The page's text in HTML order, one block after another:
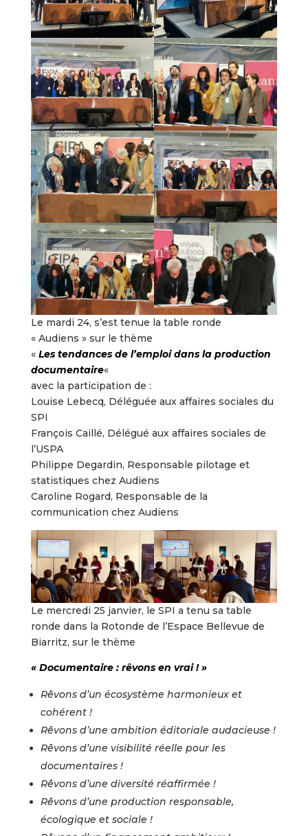
Le mardi 24, s’est tenue la table ronde
« Audiens » sur le thème
« Les tendances de l’emploi dans la production
documentaire«
avec la participation de :
Louise Lebecq, Déléguée aux affaires sociales du
SPI
François Caillé, Délégué aux affaires sociales de
l’USPA
Philippe Degardin, Responsable pilotage et
statistiques chez Audiens
Caroline Rogard, Responsable de la
communication chez Audiens
Le mercredi 25 janvier, le SPI a tenu sa table
ronde dans la Rotonde de l’Espace Bellevue de
Biarritz, sur le thème
« Documentaire : rêvons en vrai ! »
Rêvons d’un écosystème harmonieux et
cohérent !
Rêvons d’une ambition éditoriale audacieuse !
Rêvons d’une visibilité réelle pour les
documentaires !
Rêvons d’une diversité réaffirmée !
Rêvons d’une production responsable,
écologique et sociale !